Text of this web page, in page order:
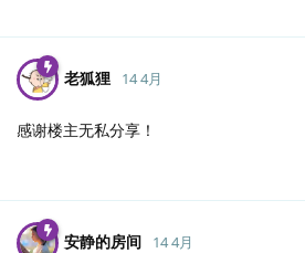
老狐狸 14 4月
感谢楼主无私分享！
安静的房间 14 4月